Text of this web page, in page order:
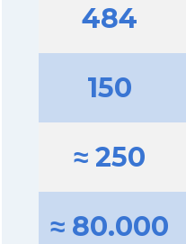
484
150
≈ 250
≈ 80.000